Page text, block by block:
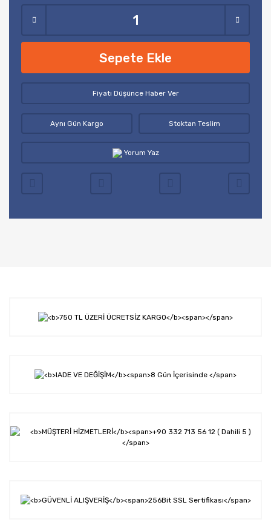
Sepete Ekle
Fiyatı Düşünce Haber Ver
Aynı Gün Kargo Stoktan Teslim
Yorum Yaz